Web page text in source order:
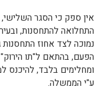
אין ספק כי הסגר השלישי,
התחלואה להתחסנות,
נמוכה לצד אחוז
הפעם, בהתאם ל"תו
ומחלימים בלבד, להיכנס
ע"י הממשלה.